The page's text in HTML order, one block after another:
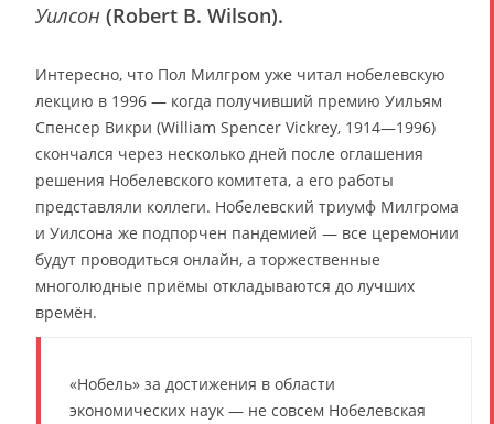
Уилсон (Robert B. Wilson).
Интересно, что Пол Милгром уже читал нобелевскую
лекцию в 1996 — когда получивший премию Уильям
Спенсер Викри (William Spencer Vickrey, 1914—1996)
скончался через несколько дней после оглашения
решения Нобелевского комитета, а его работы
представляли коллеги. Нобелевский триумф Милгрома
и Уилсона же подпорчен пандемией — все церемонии
будут проводиться онлайн, а торжественные
многолюдные приёмы откладываются до лучших
времён.
«Нобель» за достижения в области
экономических наук — не совсем Нобелевская